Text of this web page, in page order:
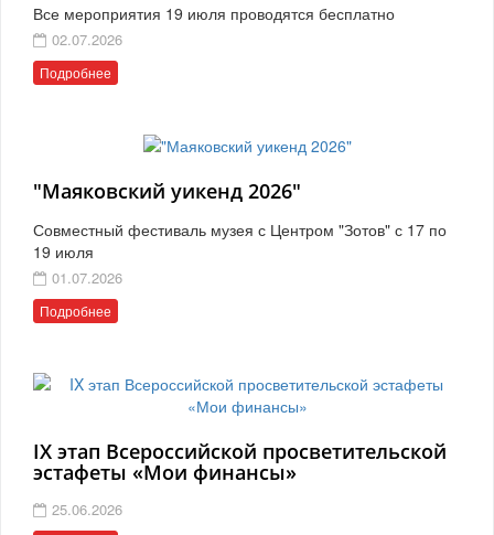
Все мероприятия 19 июля проводятся бесплатно
02.07.2026
Подробнее
"Маяковский уикенд 2026"
Совместный фестиваль музея с Центром "Зотов" с 17 по
19 июля
01.07.2026
Подробнее
IX этап Всероссийской просветительской
эстафеты «Мои финансы»
25.06.2026